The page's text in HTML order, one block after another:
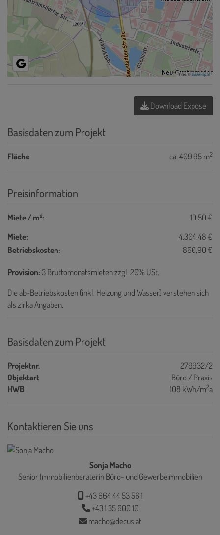
Tiles ©basemap.at
Download Expose
Basisdaten zum Projekt
Fläche ca. 409,95 m2
Preisinformation
Miete / m²:
10,50 €
Miete:
4.304,48 €
Betriebskosten:
860,90 €
Provision:3 Bruttomonatsmieten zzgl. 20% USt.
Die ab-Betriebskosten (inkl. Heizung und Wasser) verstehen sich
als zirka Angaben.
Basisdaten zum Projekt
Projektnr.
279932/2
Objektart
Büro / Praxis
HWB
108 kWh/m2a
Kontaktieren Sie uns
Sonja Macho
Senior Immobilienberaterin Büro- und Gewerbeimmobilien
+43 664 44 53 56 1
+43 1 35 600 10
macho@decus.at